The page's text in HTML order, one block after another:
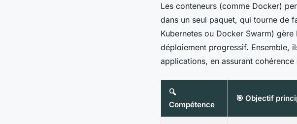
Les conteneurs (comme Docker)
dans un seul paquet, qui tourne de
Kubernetes ou Docker Swarm)
déploiement progressif. Ensemble,
applications, en assurant cohérence
🔍
Compétence
🎯 Objectif